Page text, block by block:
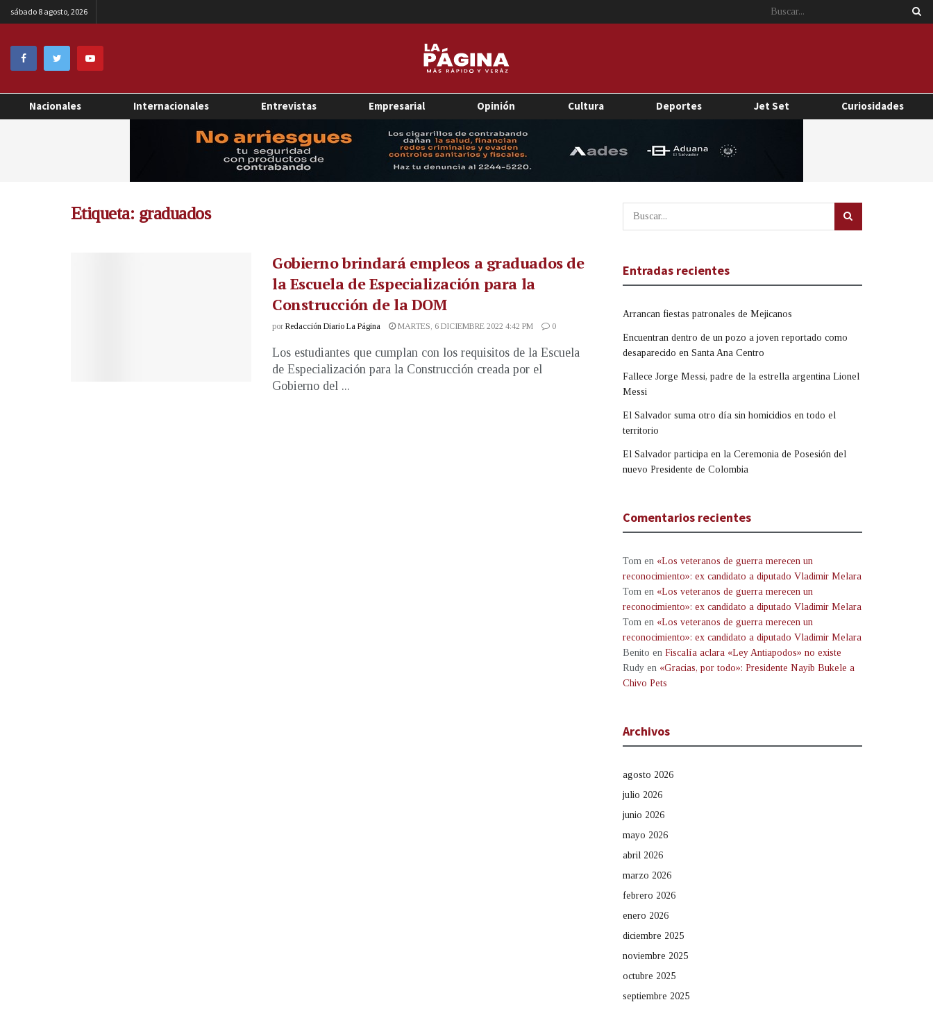
sábado 8 agosto, 2026
Nacionales Internacionales Entrevistas Empresarial Opinión Cultura Deportes Jet Set Curiosidades
Etiqueta: graduados
Gobierno brindará empleos a graduados de
la Escuela de Especialización para la
Construcción de la DOM
por Redacción Diario La Página MARTES, 6 DICIEMBRE 2022 4:42 PM 0
Los estudiantes que cumplan con los requisitos de la Escuela
de Especialización para la Construcción creada por el
Gobierno del ...
Entradas recientes
Arrancan fiestas patronales de Mejicanos
Encuentran dentro de un pozo a joven reportado como
desaparecido en Santa Ana Centro
Fallece Jorge Messi, padre de la estrella argentina Lionel
Messi
El Salvador suma otro día sin homicidios en todo el
territorio
El Salvador participa en la Ceremonia de Posesión del
nuevo Presidente de Colombia
Comentarios recientes
Tom en «Los veteranos de guerra merecen un
reconocimiento»: ex candidato a diputado Vladimir Melara
Tom en «Los veteranos de guerra merecen un
reconocimiento»: ex candidato a diputado Vladimir Melara
Tom en «Los veteranos de guerra merecen un
reconocimiento»: ex candidato a diputado Vladimir Melara
Benito en Fiscalía aclara «Ley Antiapodos» no existe
Rudy en «Gracias, por todo»: Presidente Nayib Bukele a
Chivo Pets
Archivos
agosto 2026
julio 2026
junio 2026
mayo 2026
abril 2026
marzo 2026
febrero 2026
enero 2026
diciembre 2025
noviembre 2025
octubre 2025
septiembre 2025